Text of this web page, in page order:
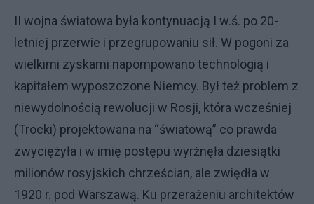
II wojna światowa była kontynuacją I w.ś. po 20-
letniej przerwie i przegrupowaniu sił. W pogoni za
wielkimi zyskami napompowano technologią i
kapitałem wyposzczone Niemcy. Był też problem z
niewydolnością rewolucji w Rosji, która wcześniej
(Trocki) projektowana na “światową” co prawda
zwyciężyła i w imię postępu wyrżnęła dziesiątki
milionów rosyjskich chrześcian, ale zwiędła w
1920 r. pod Warszawą. Ku przerażeniu architektów